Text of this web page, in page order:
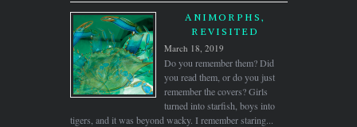
ANIMORPHS,
REVISITED
March 18, 2019
Do you remember them? Did
you read them, or do you just
remember the covers? Girls
turned into starfish, boys into
tigers, and it was beyond wacky. I remember staring...